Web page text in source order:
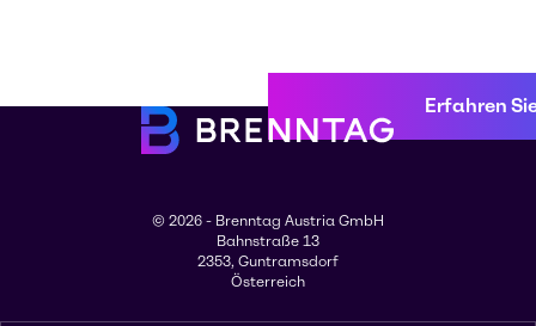
Erfahren
© 2026 - Brenntag Austria GmbH
Bahnstraße 13
2353, Guntramsdorf
Österreich